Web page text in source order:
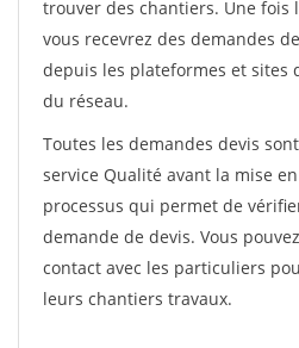
trouver des chantiers. Une fois
vous recevrez des demandes
depuis les plateformes et sites
du réseau.
Toutes les demandes devis
service Qualité avant la mise
processus qui permet de
demande de devis. Vous
contact avec les particuliers
leurs chantiers travaux.